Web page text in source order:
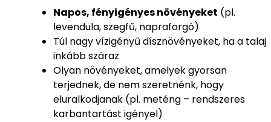
Napos, fényigényes növényeket (pl.
levendula, szegfű, napraforgó)
Túl nagy vízigényű dísznövényeket, ha a talaj
inkább száraz
Olyan növényeket, amelyek gyorsan
terjednek, de nem szeretnénk, hogy
eluralkodjanak (pl. meténg – rendszeres
karbantartást igényel)